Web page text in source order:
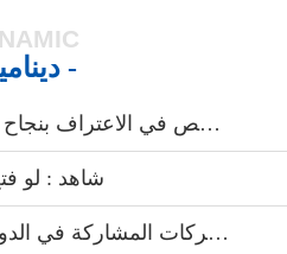
- دينامية -
مبروك المجموعة 2016 و 2017 واربورغ تتلخص في الاعتراف بنجاح هذه السنة الجديدة الطرف
شاهد : لو
الشركات المشاركة في الدورة العشرين من معرض ك